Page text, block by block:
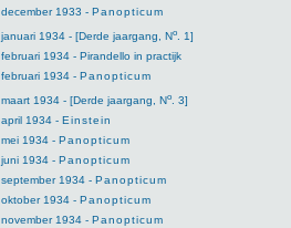
december 1933 - Panopticum
januari 1934 - [Derde jaargang, No . 1]
februari 1934 - Pirandello in practijk
februari 1934 - Panopticum
maart 1934 - [Derde jaargang, No. 3]
april 1934 - Einstein
mei 1934 - Panopticum
juni 1934 - Panopticum
september 1934 - Panopticum
oktober 1934 - Panopticum
november 1934 - Panopticum